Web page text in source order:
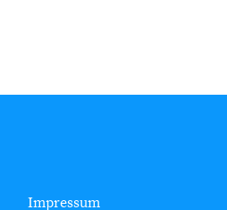
Impressum